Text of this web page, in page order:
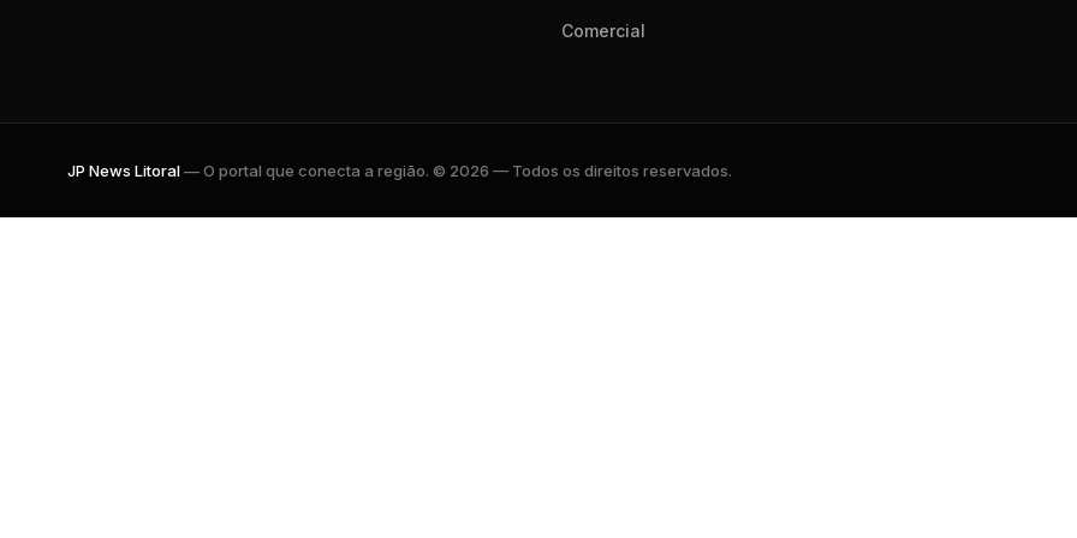
Comercial
JP News Litoral— O portal que conecta a região. © 2026 — Todos os direitos reservados.